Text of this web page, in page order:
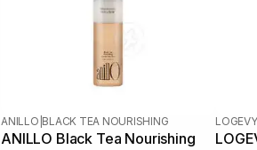
ANILLO BLACK TEA NOURISHING
ANILLO Black Tea Nourishing